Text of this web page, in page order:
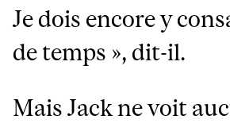
Je dois encore y
de temps », dit-il.
Mais Jack ne voit